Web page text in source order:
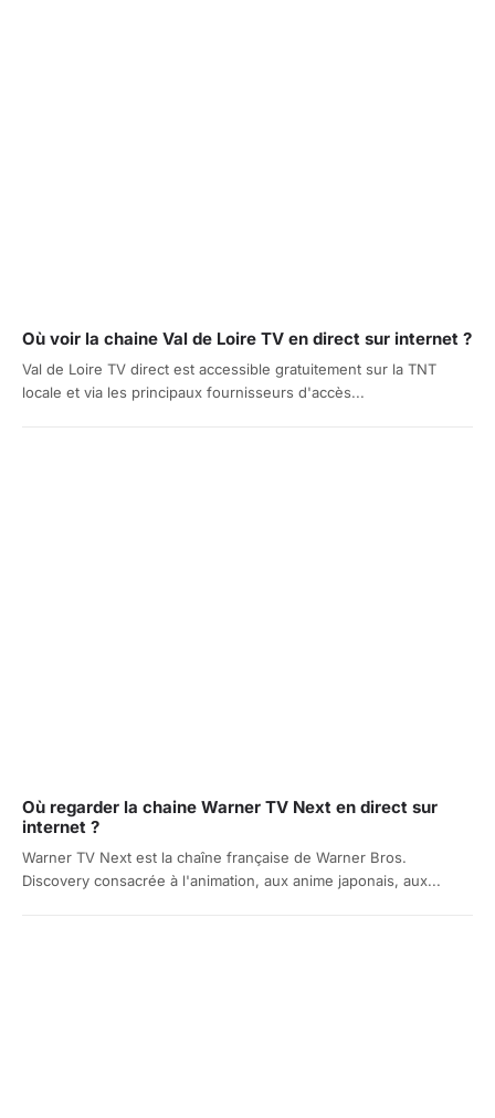
Où voir la chaine Val de Loire TV en direct sur internet ?
Val de Loire TV direct est accessible gratuitement sur la TNT
locale et via les principaux fournisseurs d'accès...
Où regarder la chaine Warner TV Next en direct sur
internet ?
Warner TV Next est la chaîne française de Warner Bros.
Discovery consacrée à l'animation, aux anime japonais, aux...